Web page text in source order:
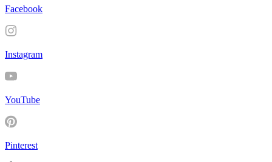
Facebook
Instagram
YouTube
Pinterest